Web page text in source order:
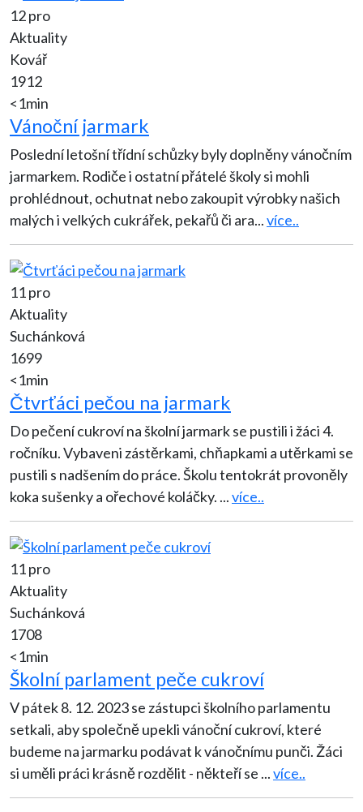
12 pro
Aktuality
Kovář
1912
<1min
Vánoční jarmark
Poslední letošní třídní schůzky byly doplněny vánočním
jarmarkem. Rodiče i ostatní přátelé školy si mohli
prohlédnout, ochutnat nebo zakoupit výrobky našich
malých i velkých cukrářek, pekařů či ara...více..
11 pro
Aktuality
Suchánková
1699
<1min
Čtvrťáci pečou na jarmark
Do pečení cukroví na školní jarmark se pustili i žáci 4.
ročníku. Vybaveni zástěrkami, chňapkami a utěrkami se
pustili s nadšením do práce. Školu tentokrát provoněly
koka sušenky a ořechové koláčky. ...více..
11 pro
Aktuality
Suchánková
1708
<1min
Školní parlament peče cukroví
V pátek 8. 12. 2023 se zástupci školního parlamentu
setkali, aby společně upekli vánoční cukroví, které
budeme na jarmarku podávat k vánočnímu punči. Žáci
si uměli práci krásně rozdělit - někteří se ...více..